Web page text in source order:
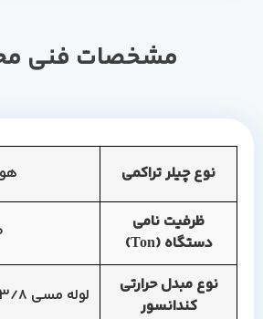
مشخصات فنی
نوع چیلر تراکمی
ظرفیت نامی
دستگاه (Ton)
نوع مبدل حرارتی
کندانسور
لوله مسی 3/8 با فین آلمینیومی